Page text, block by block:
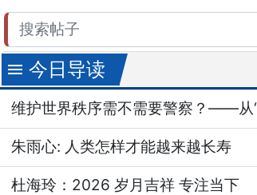
menu 今日导读
维护世界秩序需不需要警察？——从
朱雨心: 人类怎样才能越来越长寿
杜海玲：2026 岁月吉祥 专注当下